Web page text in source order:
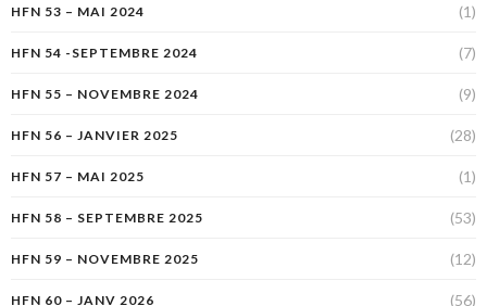
HFN 53 – MAI 2024 (1)
HFN 54 -SEPTEMBRE 2024 (7)
HFN 55 – NOVEMBRE 2024 (9)
HFN 56 – JANVIER 2025 (28)
HFN 57 – MAI 2025 (1)
HFN 58 – SEPTEMBRE 2025 (53)
HFN 59 – NOVEMBRE 2025 (12)
HFN 60 – JANV 2026 (56)